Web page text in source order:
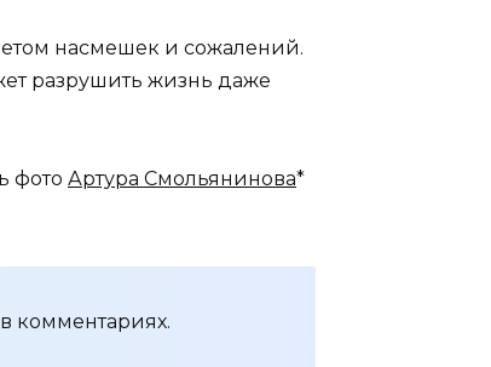
насмешек и сожалений.
разрушить жизнь даже
фото Артура Смольянинова*
комментариях.